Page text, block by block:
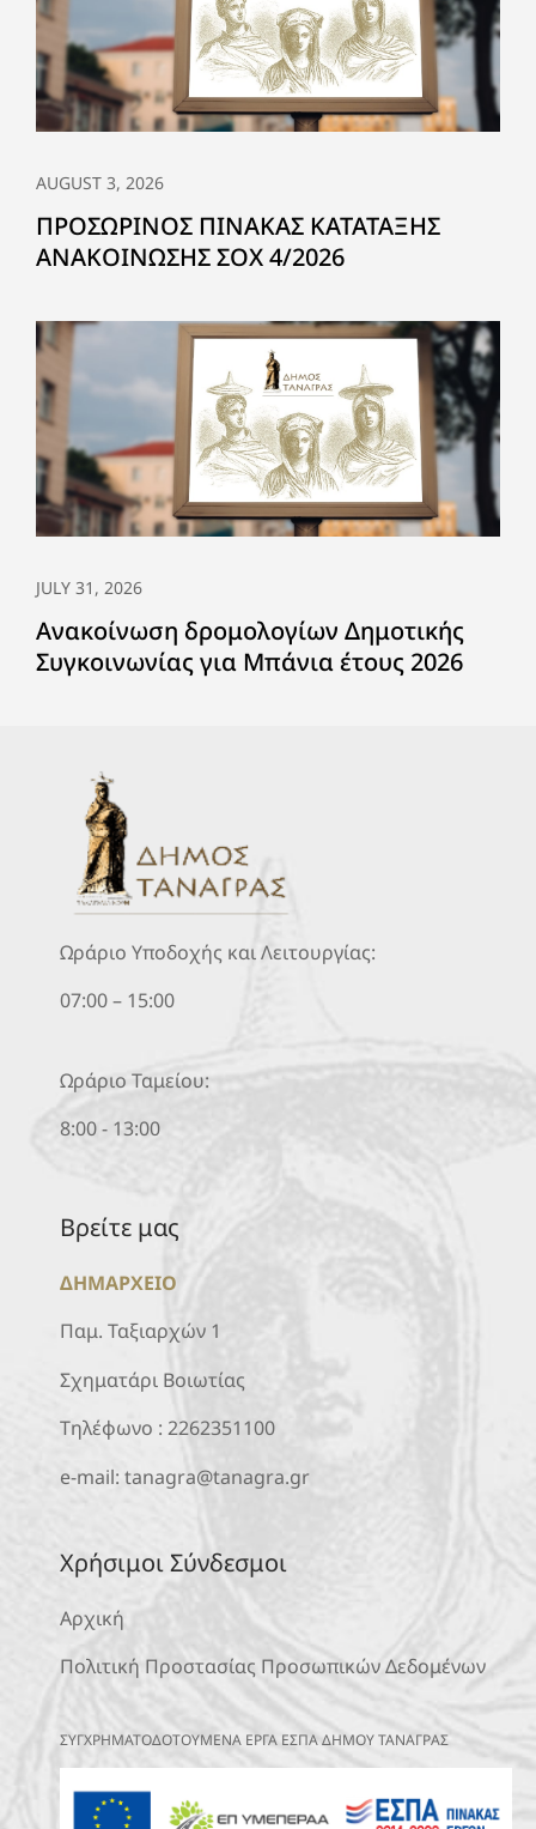
AUGUST 3, 2026
ΠΡΟΣΩΡΙΝΟΣ ΠΙΝΑΚΑΣ ΚΑΤΑΤΑΞΗΣ
ΑΝΑΚΟΙΝΩΣΗΣ ΣΟΧ 4/2026
JULY 31, 2026
Ανακοίνωση δρομολογίων Δημοτικής
Συγκοινωνίας για Μπάνια έτους 2026
Ωράριο Υποδοχής και Λειτουργίας:
07:00 – 15:00
Ωράριο Ταμείου:
8:00 - 13:00
Βρείτε μας
ΔΗΜΑΡΧΕΙΟ
Παμ. Ταξιαρχών 1
Σχηματάρι Βοιωτίας
Τηλέφωνο : 2262351100
e-mail: tanagra@tanagra.gr
Χρήσιμοι Σύνδεσμοι
Αρχική
Πολιτική Προστασίας Προσωπικών Δεδομένων
ΣΥΓΧΡΗΜΑΤΟΔΟΤΟΥΜΕΝΑ ΕΡΓΑ ΕΣΠΑ ΔΗΜΟΥ ΤΑΝΑΓΡΑΣ